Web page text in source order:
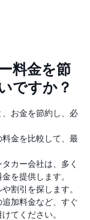
料金を節
ですか？
お金を節約し、必
金を比較して、最
カー会社は、多く
を提供します。
割引を探します。
加料金など、すぐ
てください。